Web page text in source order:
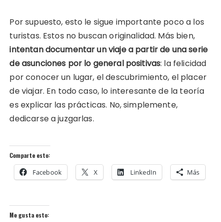
Por supuesto, esto le sigue importante poco a los
turistas. Estos no buscan originalidad. Más bien,
intentan documentar un viaje a partir de una serie
de asunciones por lo general positivas: la felicidad
por conocer un lugar, el descubrimiento, el placer
de viajar. En todo caso, lo interesante de la teoría
es explicar las prácticas. No, simplemente,
dedicarse a juzgarlas.
Comparte esto:
Facebook X LinkedIn Más
Me gusta esto: